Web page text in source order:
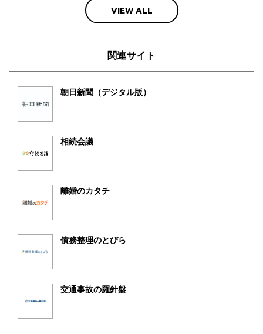
VIEW ALL
関連サイト
朝日新聞（デジタル版）
相続会議
離婚のカタチ
債務整理のとびら
交通事故の羅針盤